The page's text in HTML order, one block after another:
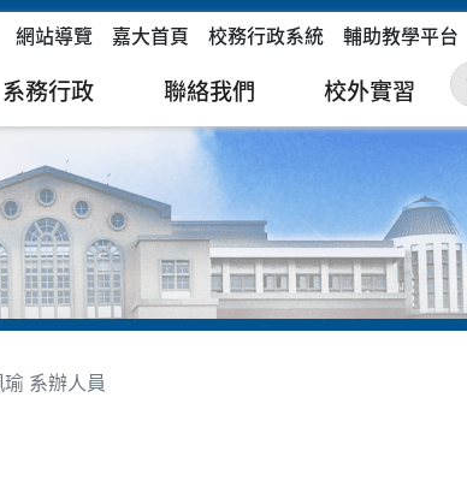
網站導覽 嘉大首頁 校務行政系統 輔助教學平台
系務行政 聯絡我們 校外實習
瑜 系辦人員